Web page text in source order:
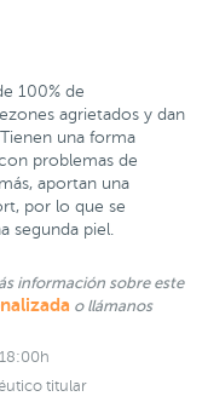
100% de
agrietados y dan
una forma
problemas de
aportan una
por lo que se
segunda piel.
información sobre este
o llámanos
titular